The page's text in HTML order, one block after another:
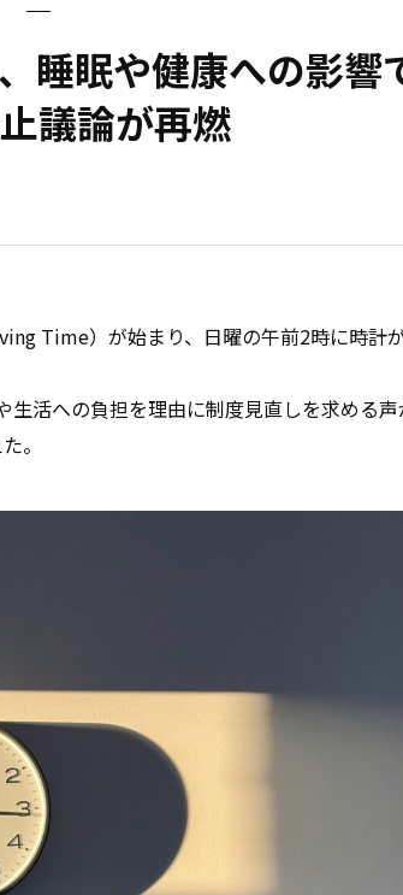
睡眠や健康への影響
議論が再燃
Time）が始まり、日曜の午前2時に時計
生活への負担を理由に制度見直しを求める
。